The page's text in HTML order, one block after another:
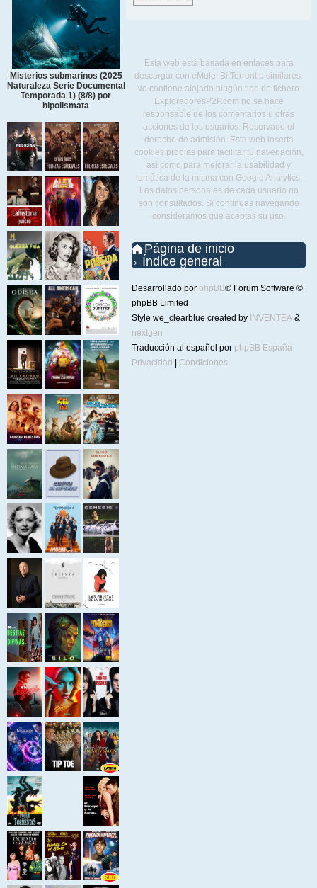
Misterios submarinos (2025
Naturaleza Serie Documental
Temporada 1) (8/8) por
hipolismata
Esta web está basada en enlaces para
descargar con eMule, BitTorrent o similares.
No contiene alojado ningún tipo de fichero.
ExploradoresP2P.com no se hace
responsable de los comentarios u otras
acciones de los usuarios. Reservado el
derecho de admisión. Esta web inserta
cookies propias para facilitar tu navegación,
así como para mejorar la usabilidad y
temática de la misma con Google Analytics.
Los datos personales de cada usuario no
son consultados. Si continuas navegando
consideramos que aceptas su uso.
Página de inicio
Índice general
Desarrollado por phpBB® Forum Software ©
phpBB Limited
Style we_clearblue created by INVENTEA &
nextgen
Traducción al español por phpBB España
Privacidad
Condiciones